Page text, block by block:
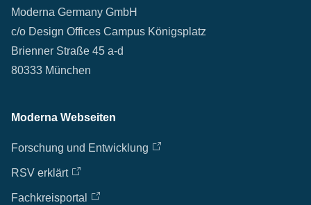
Moderna Germany GmbH
c/o Design Offices Campus Königsplatz
Brienner Straße 45 a-d
80333 München
Moderna Webseiten
Forschung und Entwicklung
RSV erklärt
Fachkreisportal